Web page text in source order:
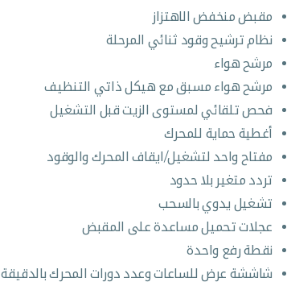
مقبض منخفض الاهتزاز
نظام ترشيح وقود ثنائي المرحلة
مرشح هواء
مرشح هواء مسبق مع هيكل ذاتي التنظيف
فحص تلقائي لمستوى الزيت قبل التشغيل
أغطية حماية للمحرك
مفتاح واحد لتشغيل/ايقاف المحرك والوقود
تردد متغير بلا حدود
تشغيل يدوي بالسحب
عجلات تحميل مساعدة على المقبض
نقطة رفع واحدة
شاششة عرض للساعات وعدد دورات المحرك بالدقيقة